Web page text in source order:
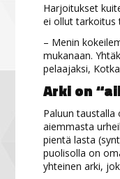
Harjoitukset
ei ollut tarkoitus
– Menin
mukanaan.
pelaajaksi,
Arki on
Paluun taustalla
aiemmasta
pientä lasta
puolisolla on
yhteinen arki,